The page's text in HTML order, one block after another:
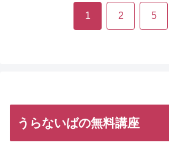
1 2 5
うらないばの無料講座